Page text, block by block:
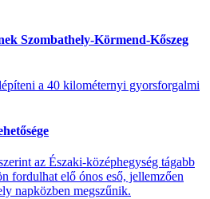
Szombathely-Körmend-Kőszeg
a 40 kilométernyi gyorsforgalmi
az Északi-középhegység tágabb
fordulhat elő ónos eső, jellemzően
napközben megszűnik.